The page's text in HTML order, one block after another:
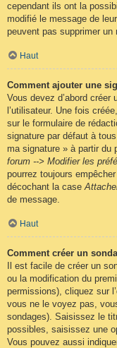
cependant ils ont la
modifié le message de
peuvent pas supprimer un
Haut
Comment ajouter une
Vous devez d’abord créer
l’utilisateur. Une fois
sur le formulaire de
signature par défaut à
ma signature » à partir du
forum --> Modifier les
pourrez toujours
décochant la case
de message.
Haut
Comment créer un
Il est facile de créer un
ou la modification du
permissions), cliquez sur
vous ne le voyez pas,
sondages). Saisissez le
possibles, saisissez une
Vous pouvez aussi